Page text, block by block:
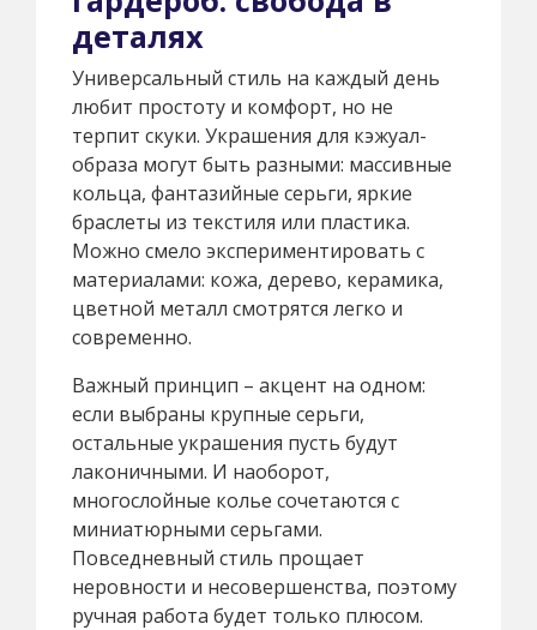
деталях
Универсальный стиль на каждый день
любит простоту и комфорт, но не
терпит скуки. Украшения для кэжуал-
образа могут быть разными: массивные
кольца, фантазийные серьги, яркие
браслеты из текстиля или пластика.
Можно смело экспериментировать с
материалами: кожа, дерево, керамика,
цветной металл смотрятся легко и
современно.
Важный принцип – акцент на одном:
если выбраны крупные серьги,
остальные украшения пусть будут
лаконичными. И наоборот,
многослойные колье сочетаются с
миниатюрными серьгами.
Повседневный стиль прощает
неровности и несовершенства, поэтому
ручная работа будет только плюсом.